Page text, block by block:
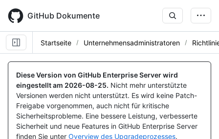
main
content
GitHub Dokumente
Startseite Unternehmensadministratoren
Diese Version von GitHub Enterprise Server wird
eingestellt am 2026-08-25. Nicht mehr unterstützte
Versionen werden nicht unterstützt. Es wird keine Patch-
Freigabe vorgenommen, auch nicht für kritische
Sicherheitsprobleme. Eine bessere Leistung, verbesserte
Sicherheit und neue Features in GitHub Enterprise Server
finden Sie unter Overview des Upgradeprozesses.